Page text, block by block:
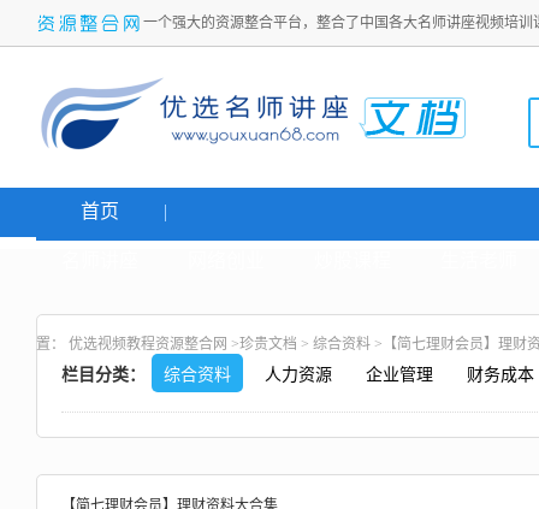
一个强大的资源整合平台，整合了中国各大名师讲座视频培
首页
置： 优选视频教程资源整合网 >珍贵文档 > 综合资料 >【简七理财会员】理财
栏目分类： 综合资料 人力资源 企业管理 财务成本
【简七理财会员】理财资料大合集